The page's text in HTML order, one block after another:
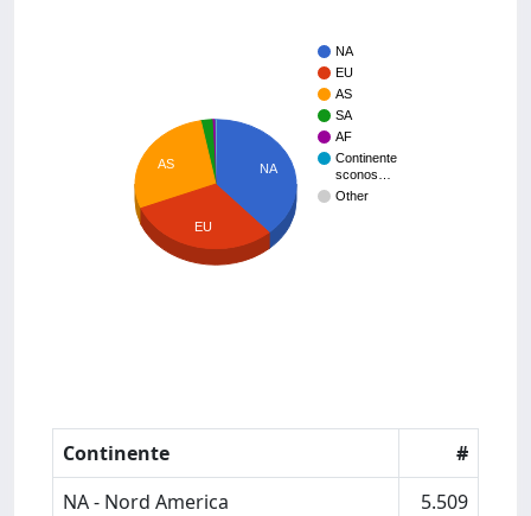
NA
EU
AS
SA
AF
Continente
sconos…
Other
NA
AS
EU
Continente
#
NA - Nord America
5.509